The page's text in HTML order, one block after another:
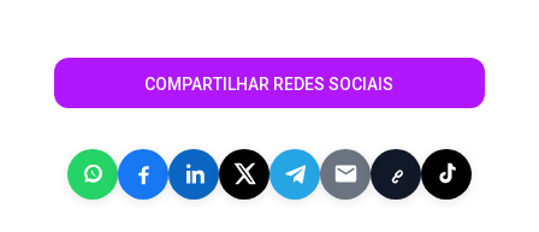
COMPARTILHAR REDES SOCIAIS